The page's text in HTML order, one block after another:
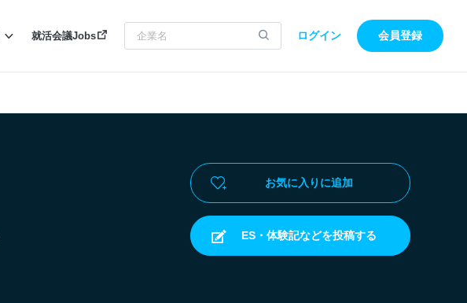
就活会議Jobs ログイン 会員登録
お気に入りに追加
ES・体験記などを投稿する